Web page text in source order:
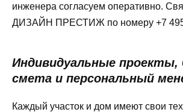
инженера согласуем оперативно.
ДИЗАЙН ПРЕСТИЖ по номеру +7 495
Индивидуальные проекты,
смета и персональный
Каждый участок и дом имеют свои